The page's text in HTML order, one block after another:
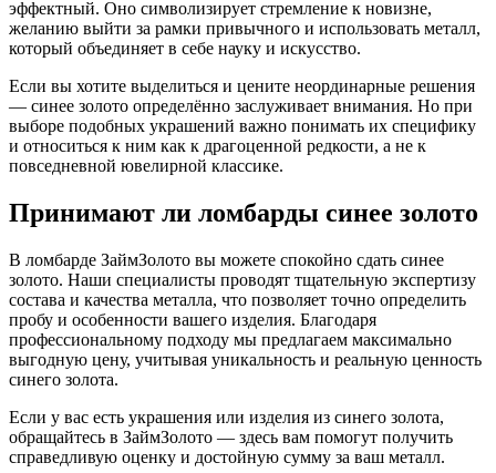
эффектный. Оно символизирует стремление к новизне,
желанию выйти за рамки привычного и использовать металл,
который объединяет в себе науку и искусство.
Если вы хотите выделиться и цените неординарные решения
— синее золото определённо заслуживает внимания. Но при
выборе подобных украшений важно понимать их специфику
и относиться к ним как к драгоценной редкости, а не к
повседневной ювелирной классике.
Принимают ли ломбарды синее золото
В ломбарде ЗаймЗолото вы можете спокойно сдать синее
золото. Наши специалисты проводят тщательную экспертизу
состава и качества металла, что позволяет точно определить
пробу и особенности вашего изделия. Благодаря
профессиональному подходу мы предлагаем максимально
выгодную цену, учитывая уникальность и реальную ценность
синего золота.
Если у вас есть украшения или изделия из синего золота,
обращайтесь в ЗаймЗолото — здесь вам помогут получить
справедливую оценку и достойную сумму за ваш металл.